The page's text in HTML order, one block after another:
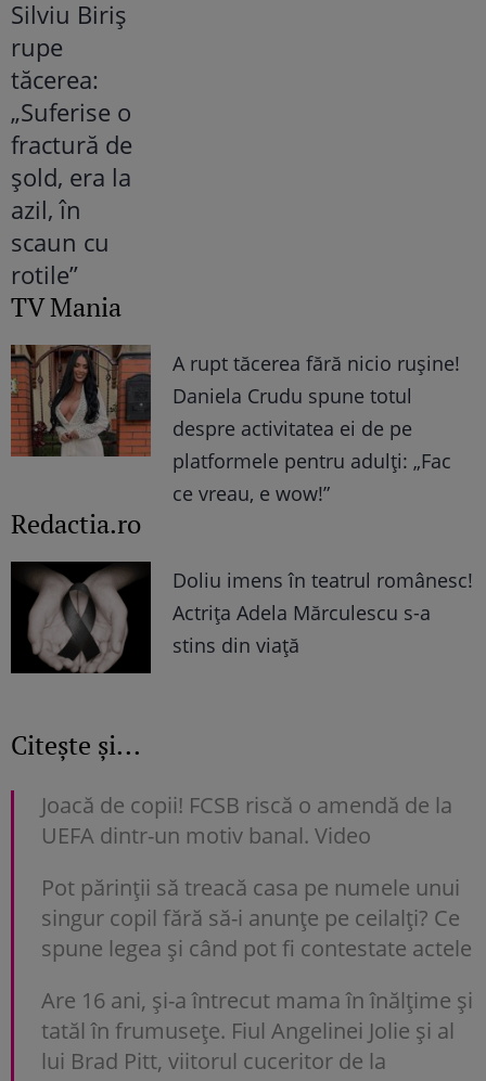
TV Mania
A rupt tăcerea fără nicio rușine!
Daniela Crudu spune totul
despre activitatea ei de pe
platformele pentru adulți: „Fac
ce vreau, e wow!”
Redactia.ro
Doliu imens în teatrul românesc!
Actrița Adela Mărculescu s-a
stins din viață
Citește și...
Joacă de copii! FCSB riscă o amendă de la
UEFA dintr-un motiv banal. Video
Pot părinții să treacă casa pe numele unui
singur copil fără să-i anunțe pe ceilalți? Ce
spune legea și când pot fi contestate actele
Are 16 ani, și-a întrecut mama în înălțime și
tatăl în frumusețe. Fiul Angelinei Jolie și al
lui Brad Pitt, viitorul cuceritor de la